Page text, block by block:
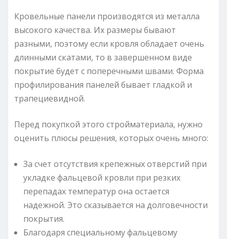
Кровельные панели производятся из металла
высокого качества. Их размеры бывают
разными, поэтому если кровля обладает очень
длинными скатами, то в завершенном виде
покрытие будет с поперечными швами. Форма
профилирования панелей бывает гладкой и
трапециевидной.
Перед покупкой этого стройматериала, нужно
оценить плюсы решения, которых очень много:
За счет отсутствия крепежных отверстий при
укладке фальцевой кровли при резких
перепадах температур она остается
надежной. Это сказывается на долговечности
покрытия.
Благодаря специальному фальцевому